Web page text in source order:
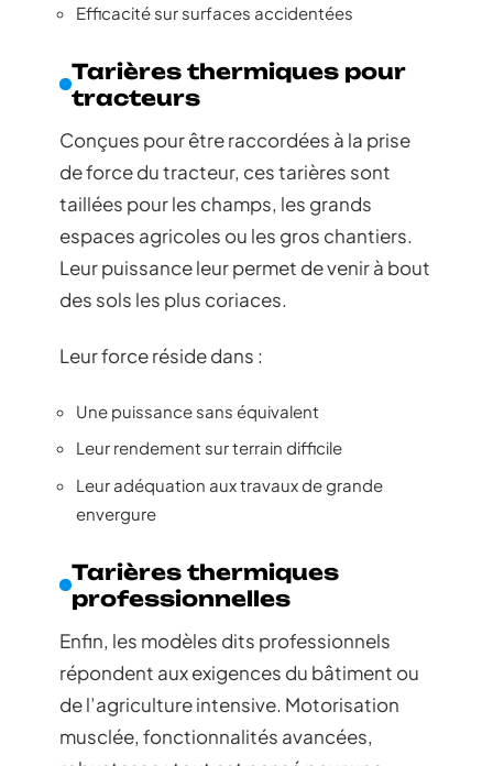
Efficacité sur surfaces accidentées
Tarières thermiques pour
tracteurs
Conçues pour être raccordées à la prise
de force du tracteur, ces tarières sont
taillées pour les champs, les grands
espaces agricoles ou les gros chantiers.
Leur puissance leur permet de venir à bout
des sols les plus coriaces.
Leur force réside dans :
Une puissance sans équivalent
Leur rendement sur terrain difficile
Leur adéquation aux travaux de grande
envergure
Tarières thermiques
professionnelles
Enfin, les modèles dits professionnels
répondent aux exigences du bâtiment ou
de l’agriculture intensive. Motorisation
musclée, fonctionnalités avancées,